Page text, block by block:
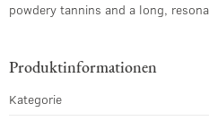
powdery tannins and a long,
Produktinformationen
Kategorie